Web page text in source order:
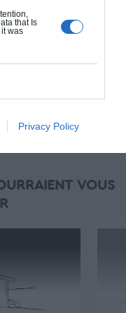
that Is
was
Privacy Policy
VOUS